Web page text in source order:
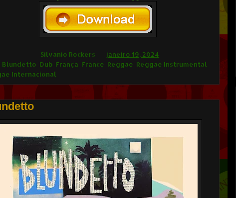
Silvanio Rockers
janeiro 19, 2024
Blundetto Dub França France Reggae Reggae Instrumental
Internacional